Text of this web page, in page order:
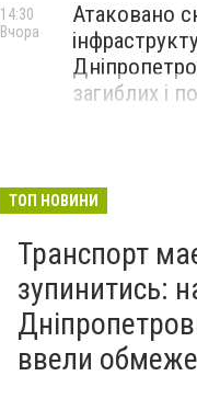
Атаковано
загиблих і
14:30
Вчора
ТОП НОВИНИ
Транспорт
зупинитись:
ввели